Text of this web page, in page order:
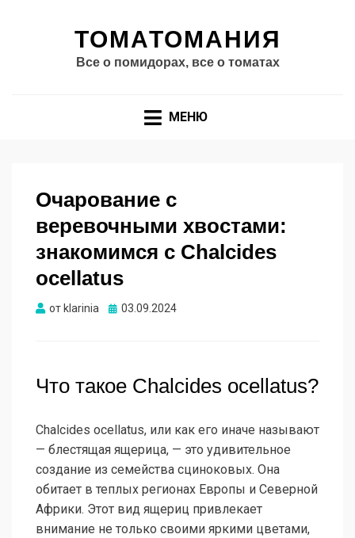
ТОМАТОМАНИЯ
Все о помидорах, все о томатах
МЕНЮ
Очарование с
веревочными хвостами:
знакомимся с Chalcides
ocellatus
от klarinia Опубликовано
03.09.2024
Что такое Chalcides ocellatus?
Chalcides ocellatus, или как его иначе называют
— блестящая ящерица, — это удивительное
создание из семейства сциноковых. Она
обитает в теплых регионах Европы и Северной
Африки. Этот вид ящериц привлекает
внимание не только своими яркими цветами,